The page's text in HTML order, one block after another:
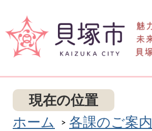
現在の位置
ホーム
各課のご案内